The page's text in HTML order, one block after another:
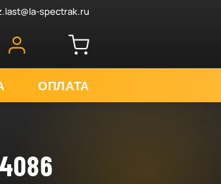
spectrak.ru
ОПЛАТА